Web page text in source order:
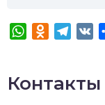
WhatsApp
Контакты